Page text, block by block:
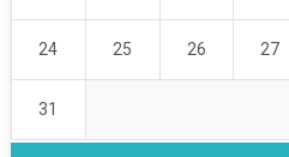
24 25 26 27
31